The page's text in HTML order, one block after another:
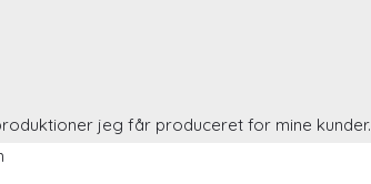
jeg får produceret for mine kunder.